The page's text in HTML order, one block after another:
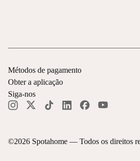
©2026 Spotahome — Todos os direitos
Métodos de pagamento
Obter a aplicação
Siga-nos